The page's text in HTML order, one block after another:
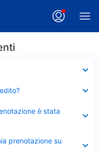
è stata
prenotazione su